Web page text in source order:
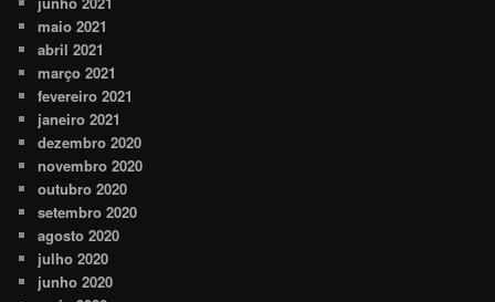
maio 2021
abril 2021
março 2021
fevereiro 2021
janeiro 2021
dezembro 2020
novembro 2020
outubro 2020
setembro 2020
agosto 2020
julho 2020
junho 2020